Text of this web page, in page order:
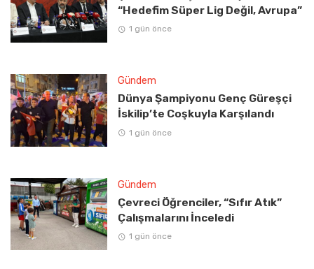
“Hedefim Süper Lig Değil, Avrupa”
1 gün önce
Gündem
Dünya Şampiyonu Genç Güreşçi
İskilip’te Coşkuyla Karşılandı
1 gün önce
Gündem
Çevreci Öğrenciler, “Sıfır Atık”
Çalışmalarını İnceledi
1 gün önce